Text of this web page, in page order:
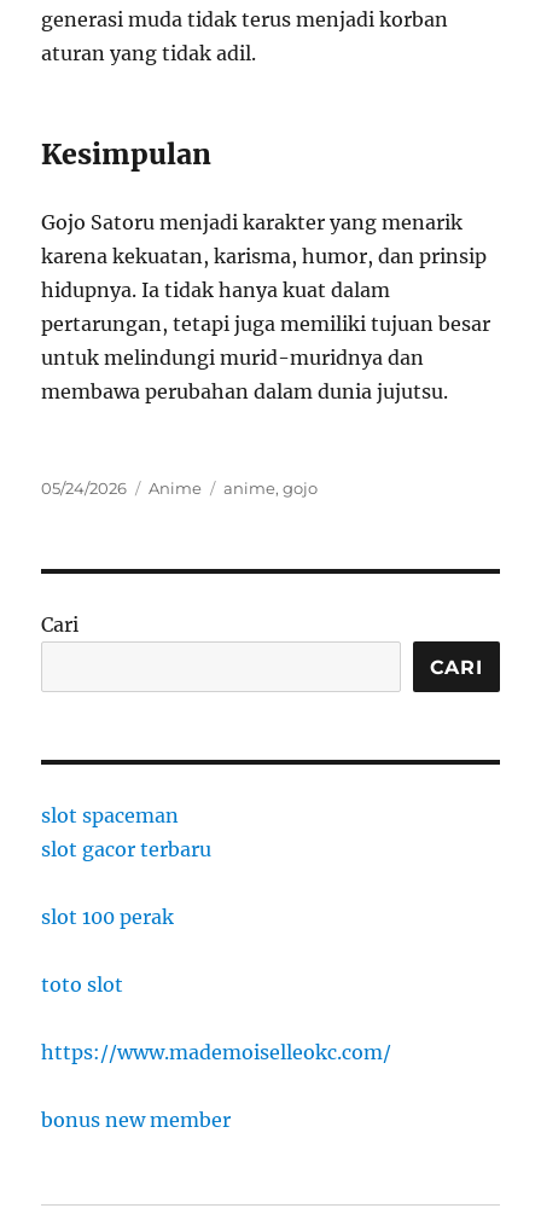
generasi muda tidak terus menjadi korban
aturan yang tidak adil.
Kesimpulan
Gojo Satoru menjadi karakter yang menarik
karena kekuatan, karisma, humor, dan prinsip
hidupnya. Ia tidak hanya kuat dalam
pertarungan, tetapi juga memiliki tujuan besar
untuk melindungi murid-muridnya dan
membawa perubahan dalam dunia jujutsu.
Posted
05/24/2026 Categories
Anime Tags
anime,gojo
Cari
CARI
slot spaceman
slot gacor terbaru
slot 100 perak
toto slot
https://www.mademoiselleokc.com/
bonus new member